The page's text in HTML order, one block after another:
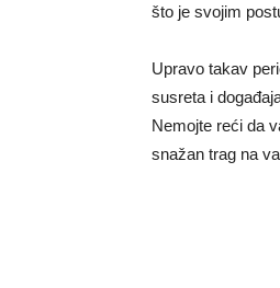
što je svojim
Upravo takav
susreta i
Nemojte reći da
snažan trag na